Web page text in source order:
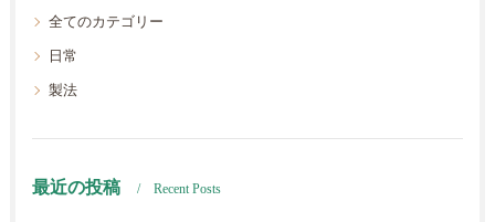
全てのカテゴリー
日常
製法
最近の投稿 Recent Posts